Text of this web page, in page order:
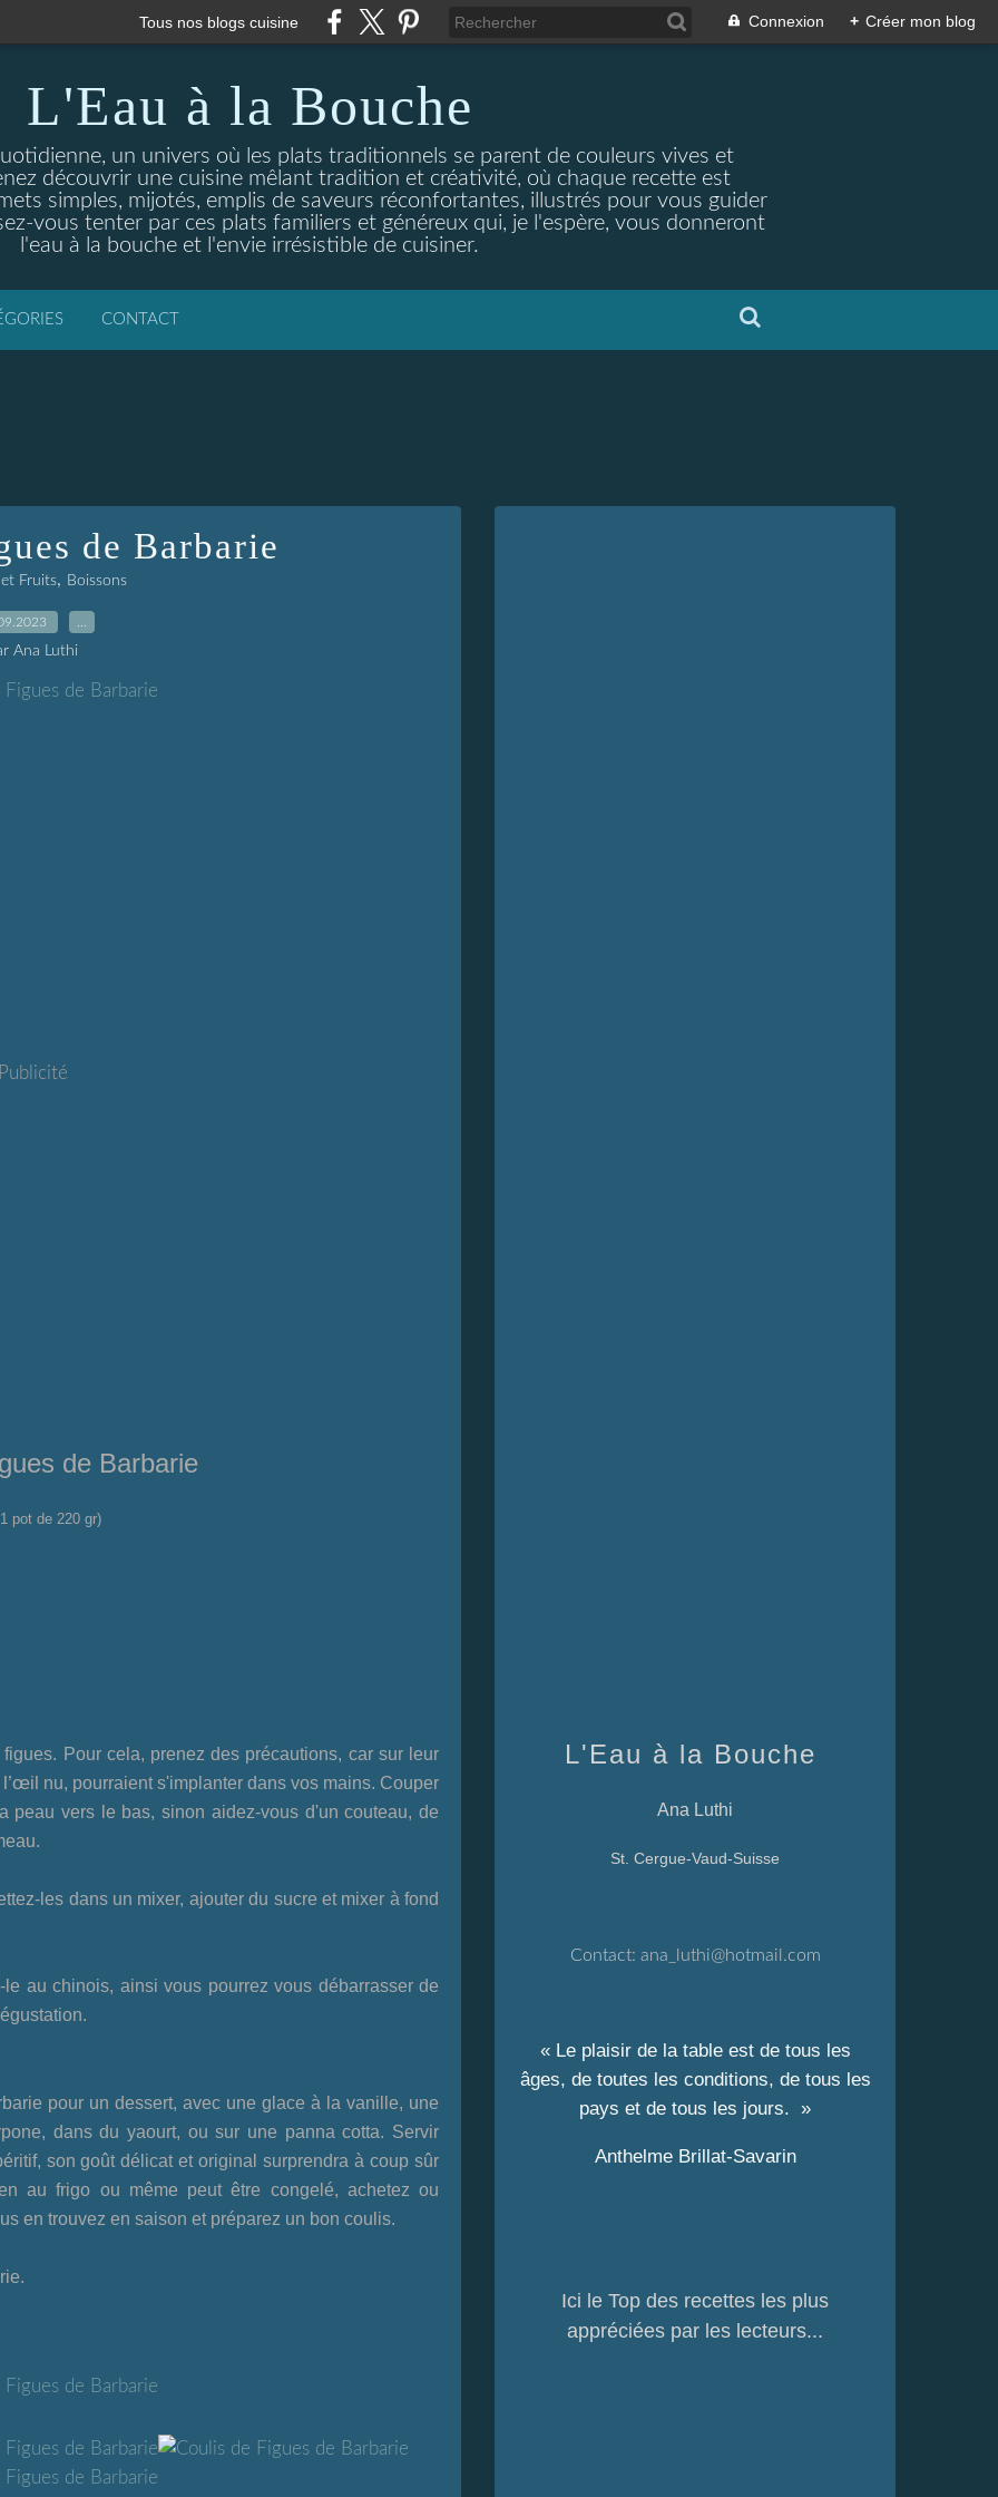
Tous nos blogs cuisine Connexion + Créer mon blog
L'Eau à la Bouche
un univers où les plats traditionnels se parent de couleurs vives et
découvrir une cuisine mêlant tradition et créativité, où chaque recette est
simples, mijotés, emplis de saveurs réconfortantes, illustrés pour vous guider
vous tenter par ces plats familiers et généreux qui, je l'espère, vous donneront
l'eau à la bouche et l'envie irrésistible de cuisiner.
CONTACT
de Barbarie
Fruits, Boissons
Ana Luthi
Publicité
de Barbarie
pot de 220 gr)
Pour cela, prenez des précautions, car sur leur
l’œil nu, pourraient s'implanter dans vos mains. Couper
peau vers le bas, sinon aidez-vous d'un couteau, de
les dans un mixer, ajouter du sucre et mixer à fond
au chinois, ainsi vous pourrez vous débarrasser de
pour un dessert, avec une glace à la vanille, une
dans du yaourt, ou sur une panna cotta. Servir
son goût délicat et original surprendra à coup sûr
au frigo ou même peut être congelé, achetez ou
en trouvez en saison et préparez un bon coulis.
.
L'Eau à la Bouche
Ana Luthi
St. Cergue-Vaud-Suisse
Contact: ana_luthi@hotmail.com
« Le plaisir de la table est de tous les
âges, de toutes les conditions, de tous les
pays et de tous les jours. »
Anthelme Brillat-Savarin
Ici le Top des recettes les plus
appréciées par les lecteurs...